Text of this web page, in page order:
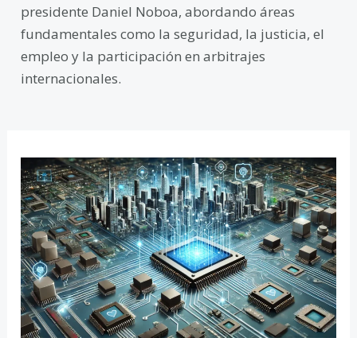
presidente Daniel Noboa, abordando áreas
fundamentales como la seguridad, la justicia, el
empleo y la participación en arbitrajes
internacionales.